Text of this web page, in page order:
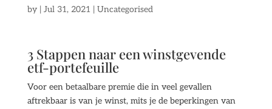
by | Jul 31, 2021 | Uncategorised
3 Stappen naar een winstgevende
etf-portefeuille
Voor een betaalbare premie die in veel gevallen
aftrekbaar is van je winst, mits je de beperkingen van